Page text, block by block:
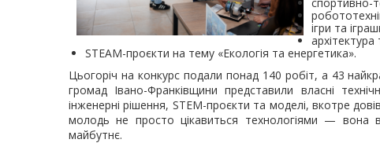
ігри та
архітектура
STEAM-проєкти на тему «Екологія та енергетика».
Цьогоріч на конкурс подали понад 140 робіт, а 43
громад Івано-Франківщини представили власні
інженерні рішення, STEM-проєкти та моделі, вкотре
молодь не просто цікавиться технологіями — вона
майбутнє.